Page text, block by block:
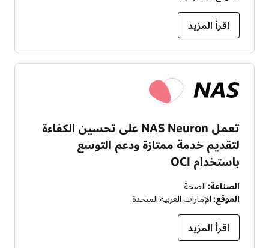
اقرأ المزيد
تعمل NAS Neuron على تحسين الكفاءة
لتقديم خدمة ممتازة ودعم التوسع
باستخدام OCI
الصناعة: الصحة
الموقع: الإمارات العربية المتحدة
اقرأ المزيد